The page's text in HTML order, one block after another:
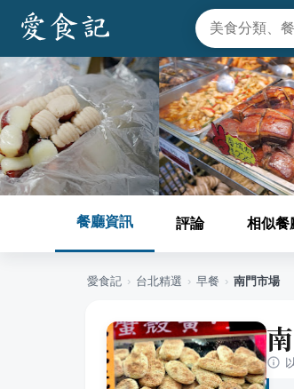
餐廳資訊 評論 相似餐
愛食記 › 台北精選 › 早餐 › 南門市場